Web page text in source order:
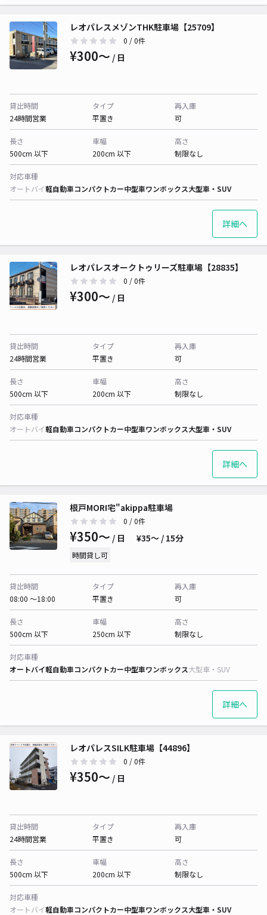
レオパレスメゾンTHK駐車場【25709】
0 / 0件
¥300〜 / 日
貸出時間
24時間営業
タイプ
平置き
再入庫
可
長さ
500cm 以下
車幅
200cm 以下
高さ
制限なし
対応車種
オートバイ軽自動車コンパクトカー中型車ワンボックス大型車・SUV
詳細へ
レオパレスオークトゥリーズ駐車場【28835】
0 / 0件
¥300〜 / 日
貸出時間
24時間営業
タイプ
平置き
再入庫
可
長さ
500cm 以下
車幅
200cm 以下
高さ
制限なし
対応車種
オートバイ軽自動車コンパクトカー中型車ワンボックス大型車・SUV
詳細へ
根戸MORI宅"akippa駐車場
0 / 0件
¥350〜 / 日 ¥35〜 / 15分
時間貸し可
貸出時間
08:00 〜18:00
タイプ
平置き
再入庫
可
長さ
500cm 以下
車幅
250cm 以下
高さ
制限なし
対応車種
オートバイ軽自動車コンパクトカー中型車ワンボックス大型車・SUV
詳細へ
レオパレスSILK駐車場【44896】
0 / 0件
¥350〜 / 日
貸出時間
24時間営業
タイプ
平置き
再入庫
可
長さ
500cm 以下
車幅
200cm 以下
高さ
制限なし
対応車種
オートバイ軽自動車コンパクトカー中型車ワンボックス大型車・SUV